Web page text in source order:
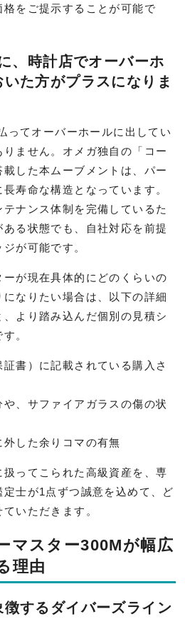
をご提示することが可能で
、時計店でオーバーホ
た方がプラスになりま
ってオーバーホールに出してい
ません。オメガ独自の「コー
した本ムーブメントは、パー
寿命な構造となっています。
ナンス体制を完備しているた
る状態でも、自社対応を前提
が可能です。
が現在具体的にどのくらいの
なりたい場合は、以下の詳細
より踏み込んだ個別の見積シ
。
書）に記載されている購入さ
、サファイアガラスの傷の状
した余りコマの有無
ってこられた高級資産を、専
士が1点ずつ誠意を込めて、ど
いただきます。
マスター300Mが幅広
理由
するダイバーズライン